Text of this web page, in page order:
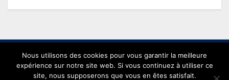
Nous utilisons des cookies pour vous garantir la meilleure
expérience sur notre site web. Si vous continuez à utiliser ce
site, nous supposerons que vous en êtes satisfait.